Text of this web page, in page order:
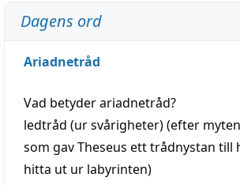
Dagens ord
Ariadnetråd
Vad betyderariadnetråd?
ledtråd (ur svårigheter) (efter
som gav Theseus ett trådnystan till
hitta ut ur labyrinten)